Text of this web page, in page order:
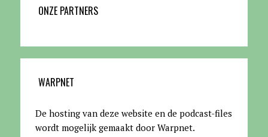
ONZE PARTNERS
WARPNET
De hosting van deze website en de podcast-files
wordt mogelijk gemaakt door Warpnet.